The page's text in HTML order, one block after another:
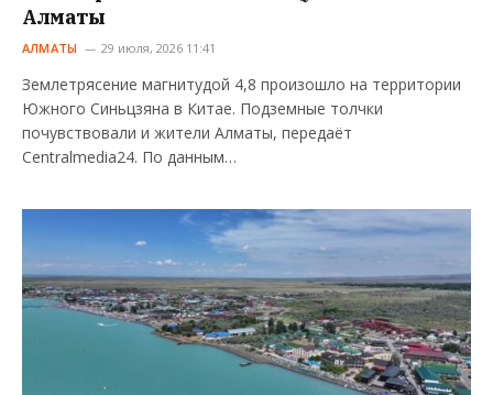
Алматы
АЛМАТЫ 29 июля, 2026 11:41
Землетрясение магнитудой 4,8 произошло на территории
Южного Синьцзяна в Китае. Подземные толчки
почувствовали и жители Алматы, передаёт
Centralmedia24. По данным…